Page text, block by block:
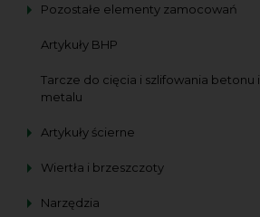
Pozostałe elementy zamocowań
Artykuły BHP
Tarcze do cięcia i szlifowania betonu i
metalu
Artykuły ścierne
Wiertła i brzeszczoty
Narzędzia